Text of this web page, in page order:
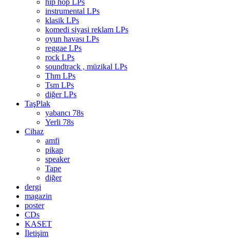
hip hop LPs
instrumental LPs
klasik LPs
komedi siyasi reklam LPs
oyun havası LPs
reggae LPs
rock LPs
soundtrack , müzikal LPs
Thm LPs
Tsm LPs
diğer LPs
TaşPlak
yabancı 78s
Yerli 78s
Cihaz
amfi
pikap
speaker
Tape
diğer
dergi
magazin
poster
CDs
KASET
İletişim